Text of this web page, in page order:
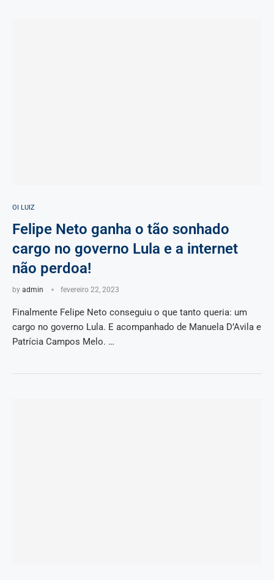
OI LUIZ
Felipe Neto ganha o tão sonhado
cargo no governo Lula e a internet
não perdoa!
by admin fevereiro 22, 2023
Finalmente Felipe Neto conseguiu o que tanto queria: um
cargo no governo Lula. E acompanhado de Manuela D’Avila e
Patrícia Campos Melo. …